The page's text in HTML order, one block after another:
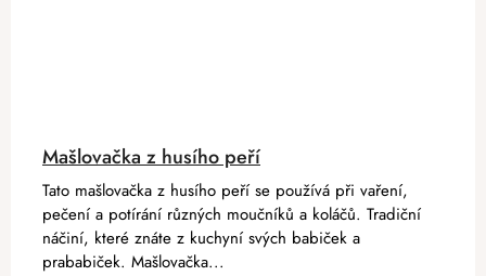
Mašlovačka z husího peří
Tato mašlovačka z husího peří se používá při vaření,
pečení a potírání různých moučníků a koláčů. Tradiční
náčiní, které znáte z kuchyní svých babiček a
prababiček. Mašlovačka...